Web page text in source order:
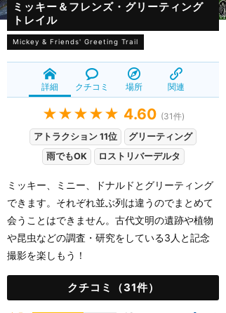
ミッキー＆フレンズ・グリーティング
トレイル
Mickey & Friends' Greeting Trail
詳細 クチコミ 場所 関連
★★★★★ 4.60 (31件)
アトラクション 11位
グリーティング
雨でもOK
ロストリバーデルタ
ミッキー、ミニー、ドナルドとグリーティング
できます。それぞれ並ぶ列は違うのでまとめて
会うことはできません。古代文明の遺跡や植物
や昆虫などの調査・研究をしている3人と記念
撮影を楽しもう！
クチコミ（31件）